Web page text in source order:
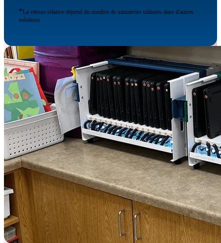
*La vitesse relative dépend du nombre de minuteries utilisées dans d'autres
solutions.